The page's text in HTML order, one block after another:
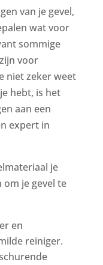
van je gevel,
wat voor
sommige
voor
niet zeker weet
hebt, is het
aan een
expert in
je
je gevel te
en
reiniger.